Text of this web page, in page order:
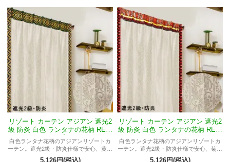
リゾート カーテン アジアン 遮光2
級 防炎 白色 ランタナの花柄 REW
HエルフTプルメリア
白色ランタナ花柄のアジアンリゾートカ
ーテン。遮光2級・防炎仕様で安心、黄色
プルメリア模様プラダバティックが幸福
5,126円(税込)
リゾート カーテン アジアン 遮光2
級 防炎 白色 ランタナの花柄 REW
HエルフTテルティナ
白色ランタナ花柄のアジアンリゾートカ
ーテン。遮光2級・防炎仕様で安心、菊花
模様プラダバティックが不老長寿・無病
5,126円(税込)